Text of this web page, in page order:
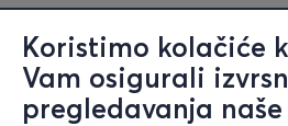
Koristimo kolačiće
Vam osigurali
pregledavanja
Informacije